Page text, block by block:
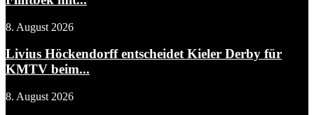
8. August 2026
Livius Höckendorff entscheidet Kieler Derby für
KMTV beim...
8. August 2026